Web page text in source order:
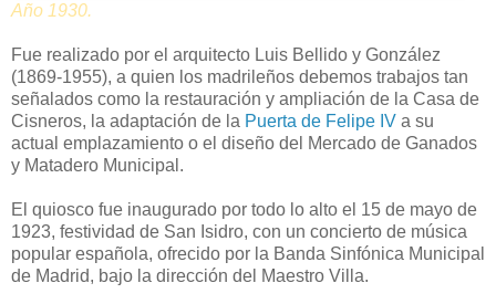
Año 1930.
Fue realizado por el arquitecto Luis Bellido y González
(1869-1955), a quien los madrileños debemos trabajos tan
señalados como la restauración y ampliación de la Casa de
Cisneros, la adaptación de la Puerta de Felipe IV a su
actual emplazamiento o el diseño del Mercado de Ganados
y Matadero Municipal.
El quiosco fue inaugurado por todo lo alto el 15 de mayo de
1923, festividad de San Isidro, con un concierto de música
popular española, ofrecido por la Banda Sinfónica Municipal
de Madrid, bajo la dirección del Maestro Villa.